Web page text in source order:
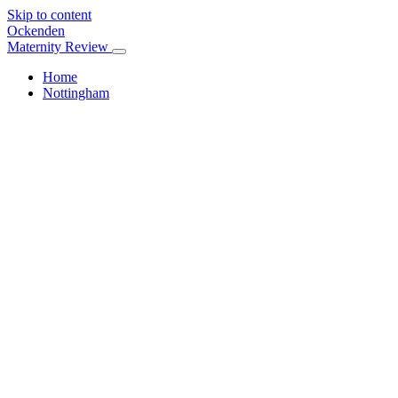
Skip to content
Ockenden
Maternity Review
Home
Nottingham